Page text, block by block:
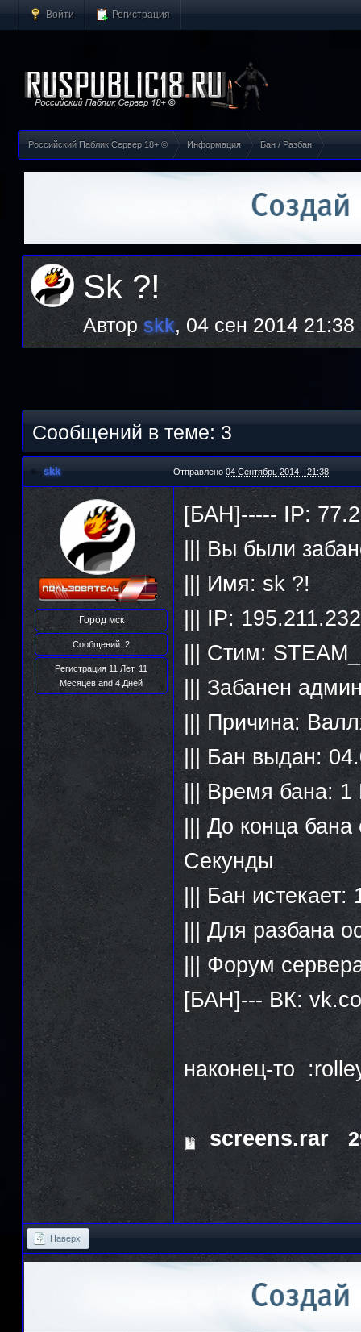
Войти Регистрация
Российский Паблик Сервер 18+ © Информация Бан / Разбан
Sk ?!
Авторskk, 04 сен 2014 21:38
Сообщений в теме: 3
skk Отправлено 04 Сентябрь 2014 - 21:38
Город мск
Сообщений: 2
Регистрация 11 Лет, 11
Месяцев and 4 Дней
[БАН]----- IP:
||| Вы были
||| Имя: sk ?!
||| IP:
||| Стим:
||| Забанен
||| Причина:
||| Бан выдан:
||| Время бана:
||| До конца
Секунды
||| Бан
||| Для разбана
||| Форум
[БАН]--- ВК:
наконец-то
screens.rar
Наверх